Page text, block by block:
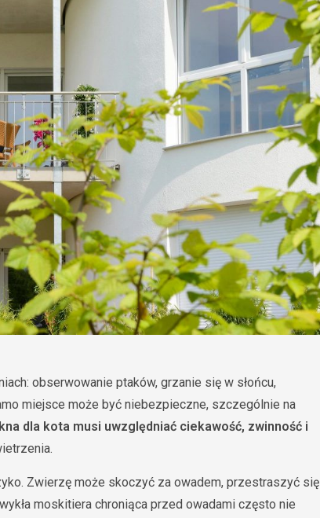
obserwowanie ptaków, grzanie się w słońcu,
miejsce może być niebezpieczne, szczególnie na
dla kota musi uwzględniać ciekawość, zwinność i
Zwierzę może skoczyć za owadem, przestraszyć się
moskitiera chroniąca przed owadami często nie